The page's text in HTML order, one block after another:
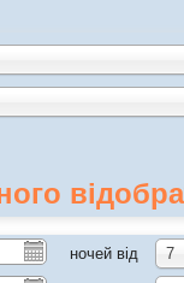
ночей від 7